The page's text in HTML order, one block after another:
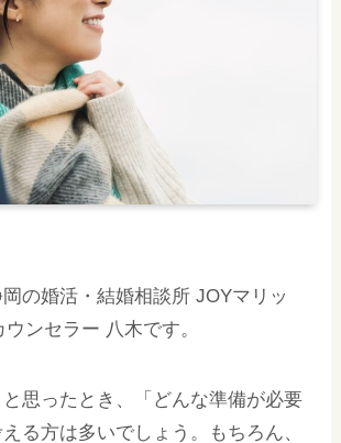
の婚活・結婚相談所 JOYマリッ
ンセラー 八木です。
思ったとき、「どんな準備が必要
る方は多いでしょう。もちろん、